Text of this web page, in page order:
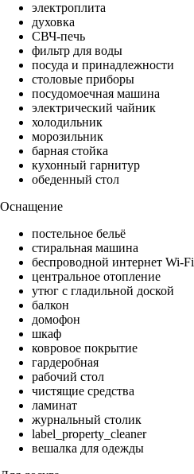
электроплита
духовка
СВЧ-печь
фильтр для воды
посуда и принадлежности
столовые приборы
посудомоечная машина
электрический чайник
холодильник
морозильник
барная стойка
кухонный гарнитур
обеденный стол
Оснащение
постельное бельё
стиральная машина
беспроводной интернет Wi-Fi
центральное отопление
утюг с гладильной доской
балкон
домофон
шкаф
ковровое покрытие
гардеробная
рабочий стол
чистящие средства
ламинат
журнальный столик
label_property_cleaner
вешалка для одежды